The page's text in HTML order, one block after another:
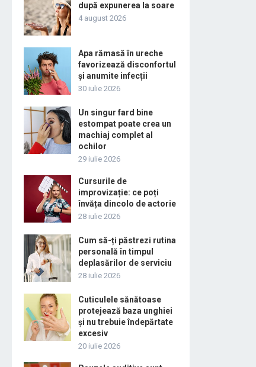
după expunerea la soare
4 august 2026
Apa rămasă în ureche
favorizează disconfortul
și anumite infecții
30 iulie 2026
Un singur fard bine
estompat poate crea un
machiaj complet al
ochilor
29 iulie 2026
Cursurile de
improvizație: ce poți
învăța dincolo de actorie
28 iulie 2026
Cum să-ți păstrezi rutina
personală în timpul
deplasărilor de serviciu
28 iulie 2026
Cuticulele sănătoase
protejează baza unghiei
și nu trebuie îndepărtate
excesiv
20 iulie 2026